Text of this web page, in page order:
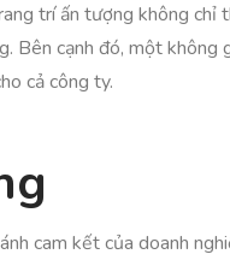
trí ấn tượng không chỉ
cạnh đó, một không
cả công ty.
cam kết của doanh